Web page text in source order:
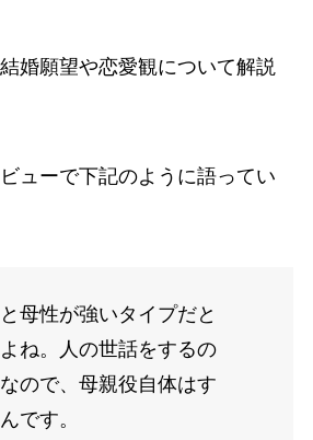
婚願望や恋愛観について解説
ューで下記のように語ってい
母性が強いタイプだと
ね。人の世話をするの
ので、母親役自体はす
です。